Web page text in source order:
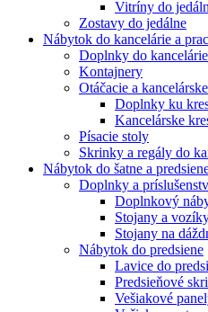
Vitríny do
Zostavy do jedálne
Nábytok do kancelárie a
Doplnky do kancelárie
Kontajnery
Otáčacie a
Doplnky ku
Kancelárske
Písacie stoly
Skrinky a regály do
Nábytok do šatne a
Doplnky a
Doplnkový
Stojany a
Stojany na
Nábytok do predsiene
Lavice do
Predsieňové
Vešiakové